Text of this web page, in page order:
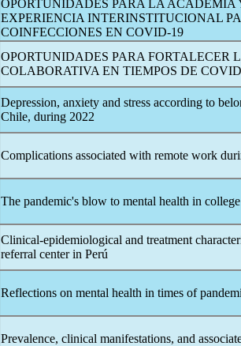
OPORTUNIDADES PARA LA ACADEMIA
EXPERIENCIA INTERINSTITUCIONAL
COINFECCIONES EN COVID-19
OPORTUNIDADES PARA
COLABORATIVA EN TIEMPOS DE
Depression, anxiety and stress according to
Chile, during 2022
Complications associated with remote work
The pandemic's blow to mental health in
Clinical-epidemiological and treatment
referral center in Perú
Reflections on mental health in times of
Prevalence, clinical manifestations, and